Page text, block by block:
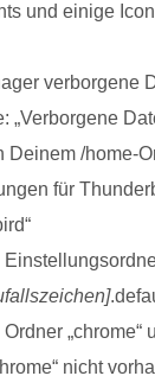
und einige
verborgene
„Verborgene
Deinem /home-
für
nicht